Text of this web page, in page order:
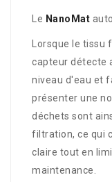
Le NanoMat
Lorsque le
capteur détecte
niveau d'eau et
présenter une
déchets sont
filtration, ce qui
claire tout en
maintenance.